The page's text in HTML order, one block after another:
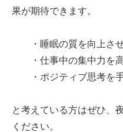
果が期待できます。
・睡眠の質を向上さ
・仕事中の集中力を
・ポジティブ思考を手
と考えている方はぜひ、
ください。